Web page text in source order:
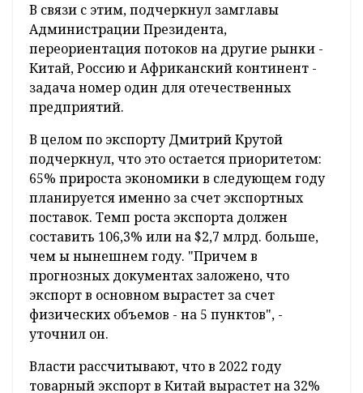
В связи с этим, подчеркнул замглавы
Администрации Президента,
переориентация потоков на другие рынки -
Китай, Россию и Африканский континент -
задача номер один для отечественных
предприятий.
В целом по экспорту Дмитрий Крутой
подчеркнул, что это остается приоритетом:
65% прироста экономики в следующем году
планируется именно за счет экспортных
поставок. Темп роста экспорта должен
составить 106,3% или на $2,7 млрд. больше,
чем ы нынешнем году. "Причем в
прогнозных документах заложено, что
экспорт в основном вырастет за счет
физических объемов - на 5 пунктов", -
уточнил он.
Власти рассчитывают, что в 2022 году
товарный экспорт в Китай вырастет на 32%